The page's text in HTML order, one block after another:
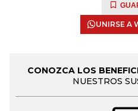
UNIRSE A
CONOZCA LOS
NUESTROS